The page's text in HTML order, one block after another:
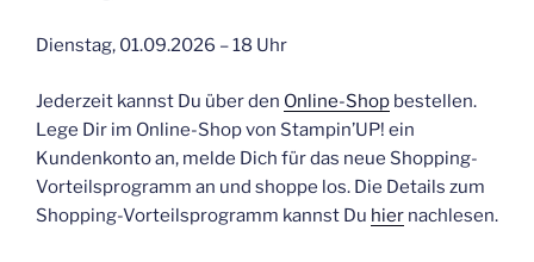
Dienstag, 01.09.2026 – 18 Uhr
Jederzeit kannst Du über den Online-Shop bestellen.
Lege Dir im Online-Shop von Stampin’UP! ein
Kundenkonto an, melde Dich für das neue Shopping-
Vorteilsprogramm an und shoppe los. Die Details zum
Shopping-Vorteilsprogramm kannst Du hier nachlesen.